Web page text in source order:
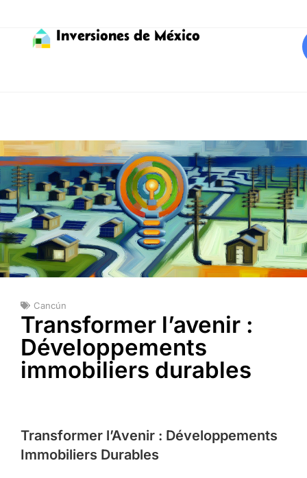
Inversiones de México
Cancún
Transformer l’avenir :
Développements
immobiliers durables
Transformer l’Avenir : Développements
Immobiliers Durables